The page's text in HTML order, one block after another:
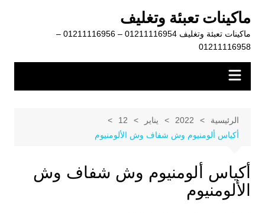
المحتوى
ماكينات تعبئة وتغليف
ماكينات تعبئة وتغليف 01211116954 – 01211116956 –
01211116958
الرئيسية 2022 يناير
12
أكياس ألومنيوم وش شفاف وش الألومنيوم
أكياس ألومنيوم وش شفاف وش
الألومنيوم